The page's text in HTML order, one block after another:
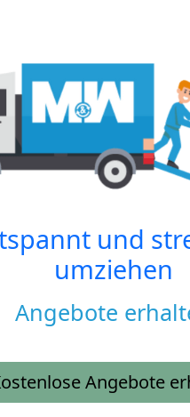
und
umziehen
Angebote
Angebote